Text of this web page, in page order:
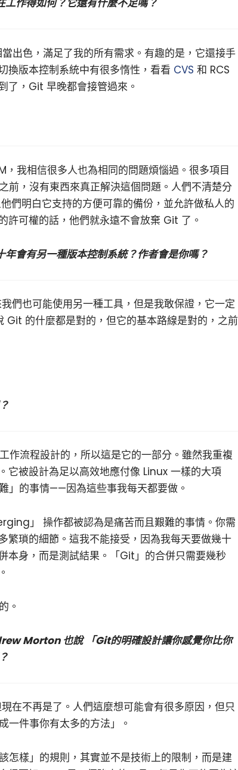
作得如何？它還有什麼不足嗎？
出色，滿足了我的所有需求。有趣的是，它還接手
換版本控制系統中有很多惰性，看看 CVS 和 RCS
了，Git 早晚都會接管過來。
我相信很多人也為相同的問題煩惱過。很多項目
前，沒有東西來真正解決這個問題。人們不清楚分
們明白它支持的方便可靠的備份，並允許做私人的
許可權的話，他們就永遠不會放棄 Git 了。
會有另一種版本控制系統？作者會是你嗎？
們也可能使用另一種工具，但是我敢保證，它一定
的什麼都是對的，但它的基本路線是對的，之前
流程設計的，所以這是它的一部分。雖然我重複
它被設計為足以高效地應付像 Linux 一樣的大項
」的事情——因為這些事我每天都要做。
」 操作都被認為是痛苦而且艱難的事情。你需
繁瑣的細節。這我不能接受，因為我每天要做幾十
本身，而是測試結果。「Git」的合併只需要幾秒
。
Morton 也說 「Git的明確設計讓你感覺你比你
在不再是了。人們這麼想可能會有很多原因，但只
一件事你有太多的方法」。
怎樣」的規則，其實並不是技術上的限制，而是建